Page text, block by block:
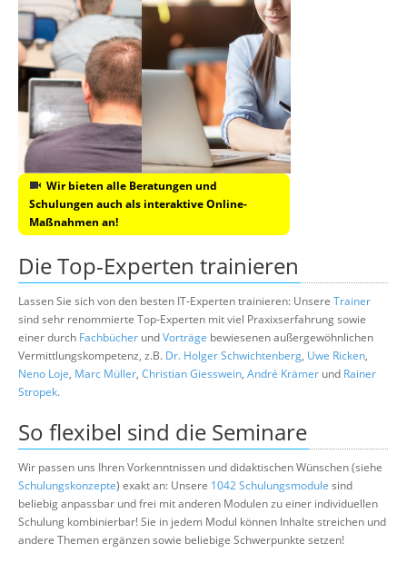
Wir bieten alle Beratungen und
Schulungen auch als interaktive Online-
Maßnahmen an!
Die Top-Experten trainieren
Lassen Sie sich von den besten IT-Experten trainieren: Unsere Trainer
sind sehr renommierte Top-Experten mit viel Praxixserfahrung sowie
einer durch Fachbücher undVorträge bewiesenen außergewöhnlichen
Vermittlungskompetenz, z.B. Dr. Holger Schwichtenberg, Uwe Ricken,
Neno Loje, Marc Müller, Christian Giesswein, André Krämer und Rainer
Stropek.
So flexibel sind die Seminare
Wir passen uns Ihren Vorkenntnissen und didaktischen Wünschen (siehe
Schulungskonzepte) exakt an: Unsere 1042 Schulungsmodule sind
beliebig anpassbar und frei mit anderen Modulen zu einer individuellen
Schulung kombinierbar! Sie in jedem Modul können Inhalte streichen und
andere Themen ergänzen sowie beliebige Schwerpunkte setzen!